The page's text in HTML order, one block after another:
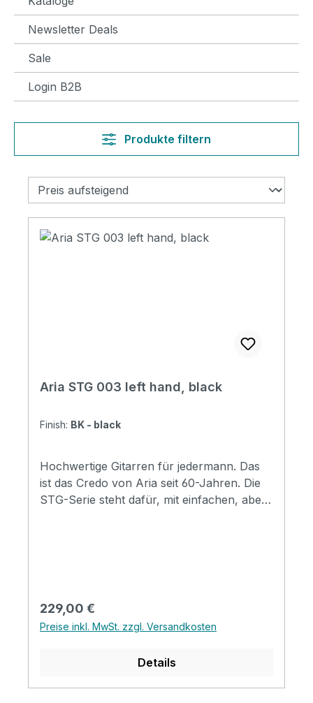
Newsletter Deals
Sale
Login B2B
Produkte filtern
Aria STG 003 left hand, black
Finish: BK - black
Hochwertige Gitarren für jedermann. Das
ist das Credo von Aria seit 60-Jahren. Die
STG-Serie steht dafür, mit einfachen, aber
(25-1/2") Pickups: OS-1 Single Coil x3
Controls: Volume x 1, Tone x 2, PU
Tremolo Hardware: Chrome Finishes: 3TS
Regulärer Preis:
229,00 €
Preise inkl. MwSt. zzgl. Versandkosten
Details